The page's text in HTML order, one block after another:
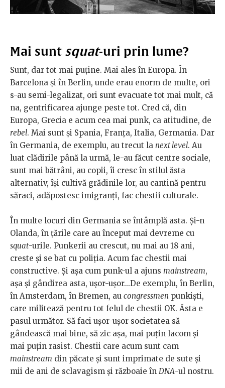
Mai sunt squat-uri prin lume?
Sunt, dar tot mai puţine. Mai ales în Europa. În
Barcelona şi în Berlin, unde erau enorm de multe, ori
s-au semi-legalizat, ori sunt evacuate tot mai mult, că
na, gentrificarea ajunge peste tot. Cred că, din
Europa, Grecia e acum cea mai punk, ca atitudine, de
rebel. Mai sunt şi Spania, Franţa, Italia, Germania. Dar
în Germania, de exemplu, au trecut la next level. Au
luat clădirile până la urmă, le-au făcut centre sociale,
sunt mai bătrâni, au copii, îi cresc în stilul ăsta
alternativ, își cultivă grădinile lor, au cantină pentru
săraci, adăpostesc imigranţi, fac chestii culturale.
În multe locuri din Germania se întâmplă asta. Şi-n
Olanda, în ţările care au început mai devreme cu
squat-urile. Punkerii au crescut, nu mai au 18 ani,
creste şi se bat cu poliţia. Acum fac chestii mai
constructive. Şi aşa cum punk-ul a ajuns mainstream,
aşa şi gândirea asta, uşor-uşor...De exemplu, în Berlin,
în Amsterdam, în Bremen, au congressmen punkişti,
care militează pentru tot felul de chestii OK. Ăsta e
pasul următor. Să faci uşor-uşor societatea să
gândească mai bine, să zic aşa, mai puţin lacom şi
mai puţin rasist. Chestii care acum sunt cam
mainstream din păcate şi sunt imprimate de sute şi
mii de ani de sclavagism şi războaie în DNA-ul nostru.